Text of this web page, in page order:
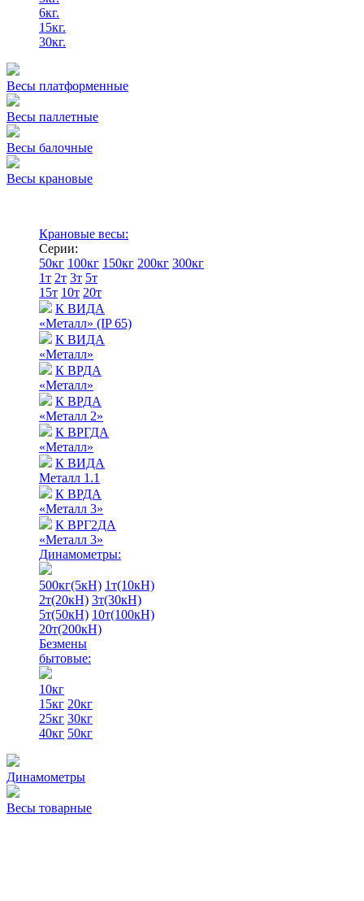
6кг.
15кг.
30кг.
Весы платформенные
Весы паллетные
Весы балочные
Весы крановые
Крановые весы:
Серии:
50кг 100кг 150кг 200кг 300кг
1т 2т 3т 5т
15т 10т 20т
К ВИДА
«Металл» (IP 65)
К ВИДА
«Металл»
К ВРДА
«Металл»
К ВРДА
«Металл 2»
К ВРГДА
«Металл»
К ВИДА
Металл 1.1
К ВРДА
«Металл 3»
К ВРГ2ДА
«Металл 3»
Динамометры:
500кг(5кН) 1т(10кН)
2т(20кН) 3т(30кН)
5т(50кН) 10т(100кН)
20т(200кН)
Безмены
бытовые:
10кг
15кг 20кг
25кг 30кг
40кг 50кг
Динамометры
Весы товарные